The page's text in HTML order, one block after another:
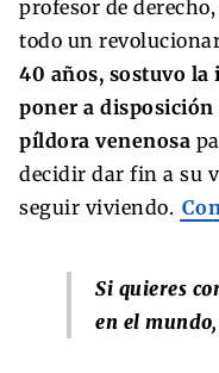
profesor de
todo un
40 años, sostuvo la
poner a
píldora venenosa
decidir dar fin a su
seguir viviendo.
Si quieres
en el mundo,